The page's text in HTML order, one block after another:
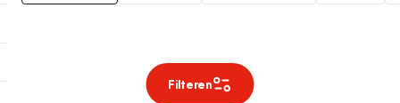
Filteren